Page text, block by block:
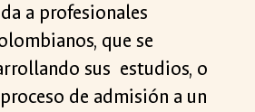
a profesionales
que se
sus estudios, o
de admisión a un